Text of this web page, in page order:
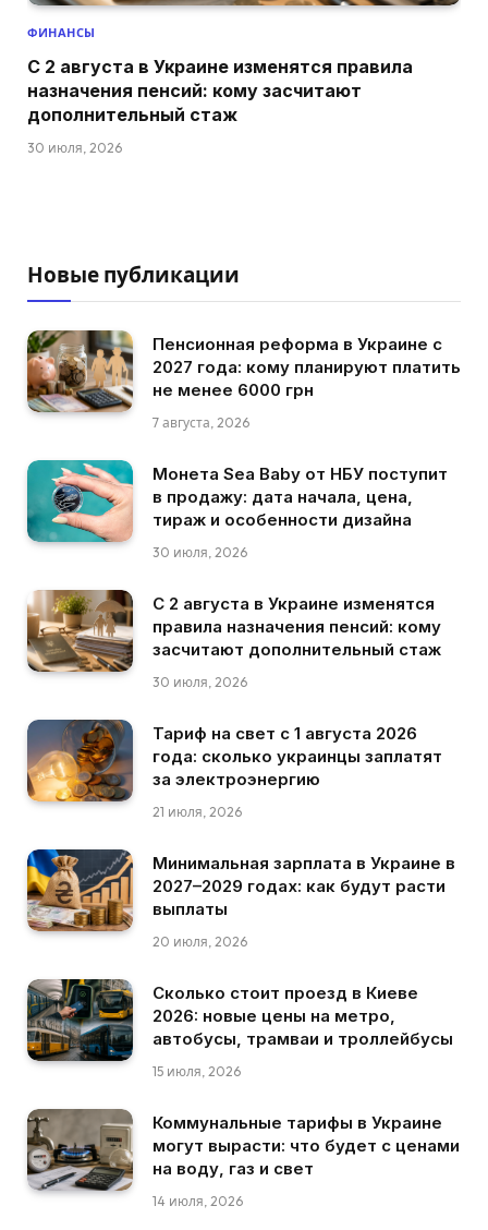
ФИНАНСЫ
С 2 августа в Украине изменятся правила
назначения пенсий: кому засчитают
дополнительный стаж
30 июля, 2026
Новые публикации
Пенсионная реформа в Украине с
2027 года: кому планируют платить
не менее 6000 грн
7 августа, 2026
Монета Sea Baby от НБУ поступит
в продажу: дата начала, цена,
тираж и особенности дизайна
30 июля, 2026
С 2 августа в Украине изменятся
правила назначения пенсий: кому
засчитают дополнительный стаж
30 июля, 2026
Тариф на свет с 1 августа 2026
года: сколько украинцы заплатят
за электроэнергию
21 июля, 2026
Минимальная зарплата в Украине в
2027–2029 годах: как будут расти
выплаты
20 июля, 2026
Сколько стоит проезд в Киеве
2026: новые цены на метро,
автобусы, трамваи и троллейбусы
15 июля, 2026
Коммунальные тарифы в Украине
могут вырасти: что будет с ценами
на воду, газ и свет
14 июля, 2026